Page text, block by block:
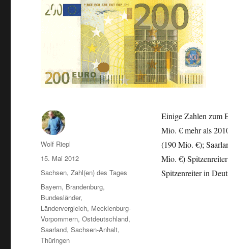
Einige Zahlen zum
Mio. € mehr als
(190 Mio. €);
Mio. €)
Spitzenreiter in
Autor
Wolf Riepl
Veröffentlicht
am
15. Mai 2012
Kategorien
Sachsen,Zahl(en) des Tages
Schlagwörter
Bayern, Brandenburg,
Bundesländer,
Ländervergleich, Mecklenburg-
Vorpommern,Ostdeutschland,
Saarland,Sachsen-Anhalt,
Thüringen